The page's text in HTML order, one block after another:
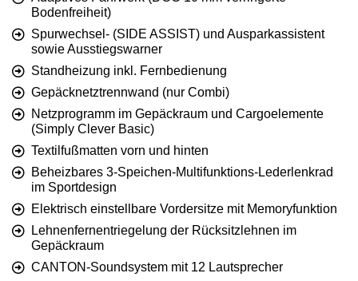
Bodenfreiheit)
Spurwechsel- (SIDE ASSIST) und Ausparkassistent
sowie Ausstiegswarner
Standheizung inkl. Fernbedienung
Gepäcknetztrennwand (nur Combi)
Netzprogramm im Gepäckraum und Cargoelemente
(Simply Clever Basic)
Textilfußmatten vorn und hinten
Beheizbares 3-Speichen-Multifunktions-Lederlenkrad
im Sportdesign
Elektrisch einstellbare Vordersitze mit Memoryfunktion
Lehnenfernentriegelung der Rücksitzlehnen im
Gepäckraum
CANTON-Soundsystem mit 12 Lautsprecher